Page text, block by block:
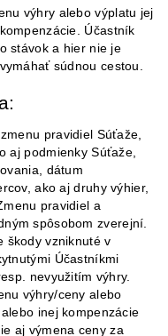
výhry alebo výplatu jej
Účastník
stávok a hier nie je
súdnou cestou.
pravidiel Súťaže,
aj podmienky Súťaže,
dátum
ako aj druhy výhier,
pravidiel a
spôsobom zverejní.
škody vzniknuté v
Účastníkmi
nevyužitím výhry.
výhry/ceny alebo
inej kompenzácie
aj výmena ceny za